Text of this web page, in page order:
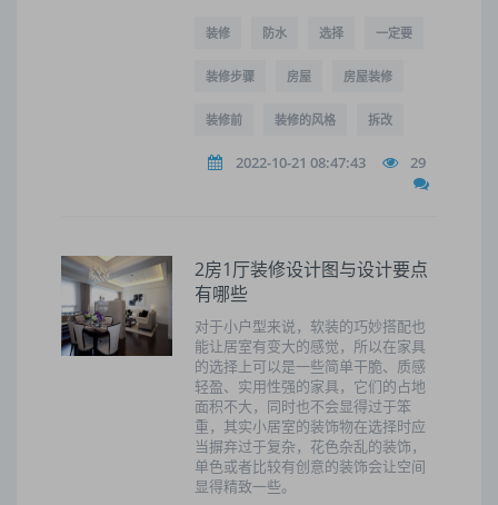
装修 防水 选择 一定要
装修步骤 房屋 房屋装修
装修前 装修的风格 拆改
2022-10-21 08:47:43 29
2房1厅装修设计图与设计要点
有哪些
对于小户型来说，软装的巧妙搭配也
能让居室有变大的感觉，所以在家具
的选择上可以是一些简单干脆、质感
轻盈、实用性强的家具，它们的占地
面积不大，同时也不会显得过于笨
重，其实小居室的装饰物在选择时应
当摒弃过于复杂，花色杂乱的装饰，
单色或者比较有创意的装饰会让空间
显得精致一些。